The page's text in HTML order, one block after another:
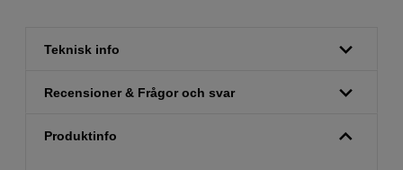
Teknisk info
Recensioner & Frågor och svar
Produktinfo